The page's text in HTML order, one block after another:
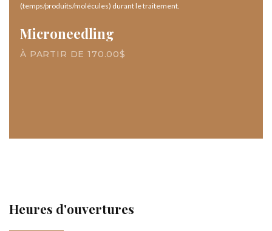
(temps/produits/molécules) durant le traitement.
Microneedling
À PARTIR DE 170.00$
Heures d'ouvertures